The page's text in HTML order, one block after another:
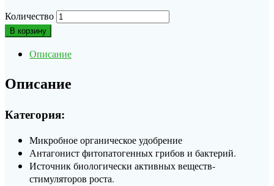
Количество
В корзину
Описание
Описание
Категория:
Микробное органическое удобрение
Антагонист фитопатогенных грибов и бактерий.
Источник биологически активных веществ-
стимуляторов роста.